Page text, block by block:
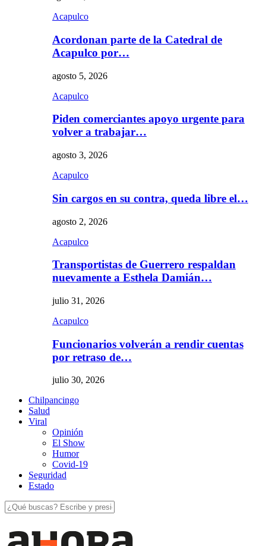
Acapulco
Acordonan parte de la Catedral de
Acapulco por…
agosto 5, 2026
Acapulco
Piden comerciantes apoyo urgente para
volver a trabajar…
agosto 3, 2026
Acapulco
Sin cargos en su contra, queda libre el…
agosto 2, 2026
Acapulco
Transportistas de Guerrero respaldan
nuevamente a Esthela Damián…
julio 31, 2026
Acapulco
Funcionarios volverán a rendir cuentas
por retraso de…
julio 30, 2026
Chilpancingo
Salud
Viral
Opinión
El Show
Humor
Covid-19
Seguridad
Estado